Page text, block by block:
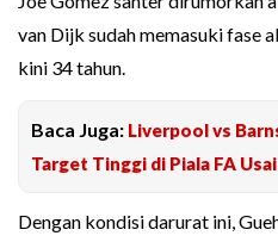
van Dijk sudah memasuki fase
kini 34 tahun.
Baca Juga: Liverpool vs
Target Tinggi di Piala FA
Dengan kondisi darurat ini,